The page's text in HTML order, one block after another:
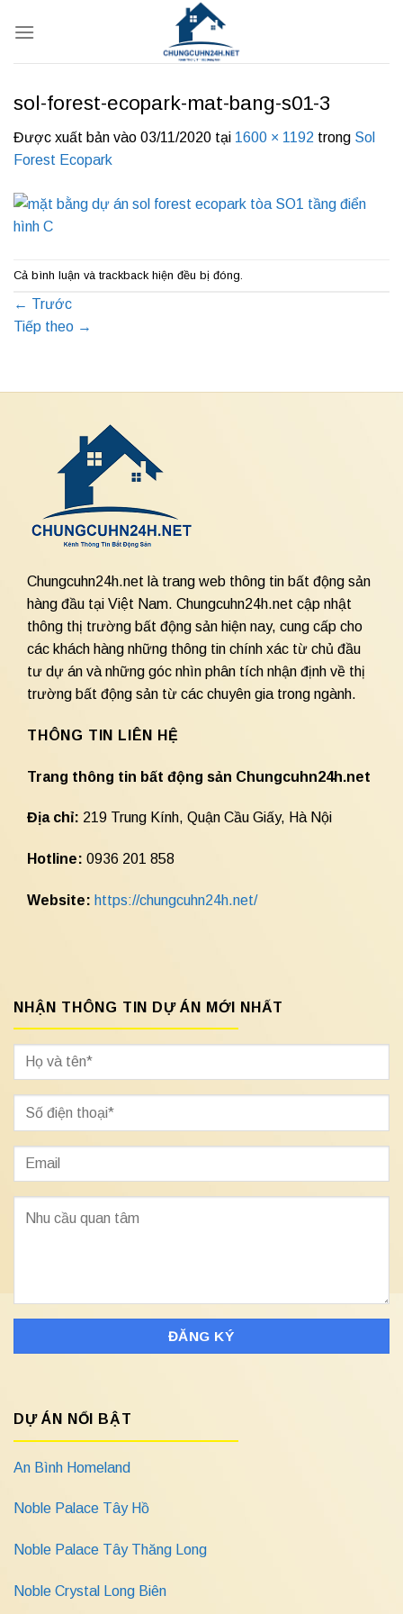
qua
sol-forest-ecopark-mat-bang-s01-3
Được xuất bản vào 03/11/2020 tại 1600 × 1192 trong Sol
Forest Ecopark
Cả bình luận và trackback hiện đều bị đóng.
← Trước
Tiếp theo →
Chungcuhn24h.net là trang web thông tin bất động sản
hàng đầu tại Việt Nam. Chungcuhn24h.net cập nhật
thông thị trường bất động sản hiện nay, cung cấp cho
các khách hàng những thông tin chính xác từ chủ đầu
tư dự án và những góc nhìn phân tích nhận định về thị
trường bất động sản từ các chuyên gia trong ngành.
THÔNG TIN LIÊN HỆ
Trang thông tin bất động sản Chungcuhn24h.net
Địa chỉ: 219 Trung Kính, Quận Cầu Giấy, Hà Nội
Hotline: 0936 201 858
Website: https://chungcuhn24h.net/
NHẬN THÔNG TIN DỰ ÁN MỚI NHẤT
DỰ ÁN NỔI BẬT
An Bình Homeland
Noble Palace Tây Hồ
Noble Palace Tây Thăng Long
Noble Crystal Long Biên